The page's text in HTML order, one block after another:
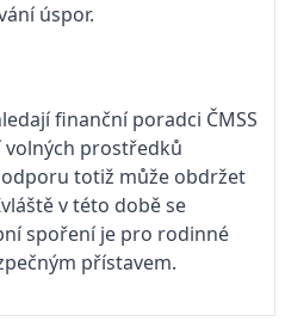
úspor.
finanční poradci ČMSS
volných prostředků
totiž může obdržet
v této době se
spoření je pro rodinné
přístavem.